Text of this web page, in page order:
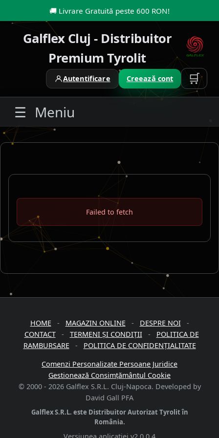
🚚 Livrare Gratuită peste 600 RON!
Galflex Cluj - Distribuitor
Premium Tyrolit
Autentificare Creează cont 🛒
☰ Meniu
Failed to fetch
HOME- MAGAZIN ONLINE- DESPRE NOI-
CONTACT- TERMENI ȘI CONDIȚII- POLITICA DE
RAMBURSARE- POLITICA DE CONFIDENȚIALITATE
Comenzi Personalizate Persoane Juridice
Gestionează Consimțământul Cookie
© 2000 - 2026 Galflex S.R.L. Cluj-Napoca. Developed by
David Gall PFA
Galflex S.R.L. este Distribuitor Autorizat Tyrolit în
România.